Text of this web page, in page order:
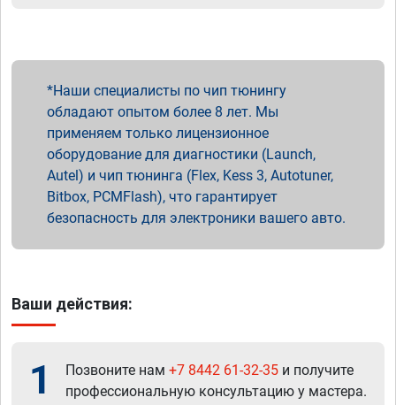
Наши специалисты по чип тюнингу
обладают опытом более 8 лет. Мы
применяем только лицензионное
оборудование для диагностики (Launch,
Autel) и чип тюнинга (Flex, Kess 3, Autotuner,
Bitbox, PCMFlash), что гарантирует
безопасность для электроники вашего авто.
Ваши действия:
1 Позвоните нам +7 8442 61-32-35 и получите
профессиональную консультацию у мастера.